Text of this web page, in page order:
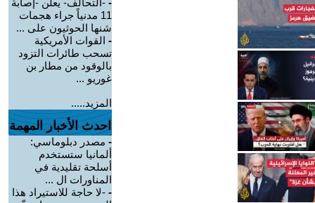
- -التحالف- يعلن -إصابة
11 مدنياً جراء هجمات
شنها الحوثيون على ...
- القوات الأمريكية
تسحب طائرات التزود
بالوقود من مطار بن
غوريو ...
المزيد.....
احدث الأخبار المهمة
- مصدر دبلوماسي:
ألمانيا ستستخدم
أسلحة تقليدية في
المناورات ال ...
- -لا حاجة للاستيراد هذا